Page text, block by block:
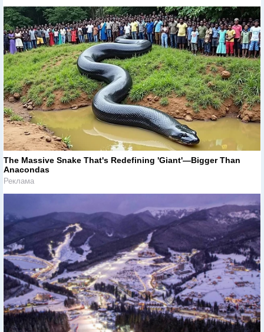
The Massive Snake That's Redefining 'Giant'—Bigger Than
Anacondas
Реклама